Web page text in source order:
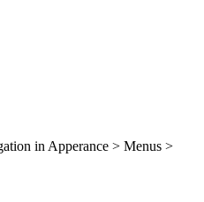
in Apperance > Menus >